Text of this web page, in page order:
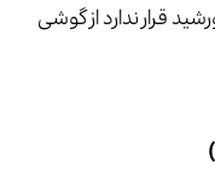
قرار ندارد از گوشی